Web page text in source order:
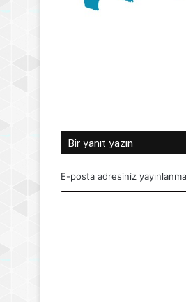
Bir yanıt yazın
E-posta adresiniz